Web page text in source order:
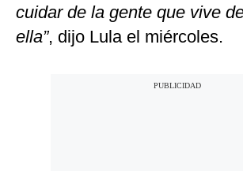
cuidar de la gente que vive
ella”, dijo Lula el miércoles.